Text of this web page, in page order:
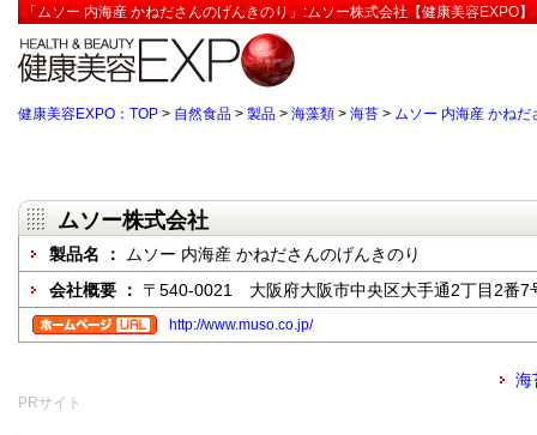
「ムソー 内海産 かねださんのげんきのり」:ムソー株式会社【健康美容EXPO】
健康美容EXPO：TOP > 自然食品 > 製品 > 海藻類 > 海苔 > ムソー 内海産 かねだ
ムソー株式会社
製品名 ：
ムソー 内海産 かねださんのげんきのり
会社概要 ： 〒540-0021 大阪府大阪市中央区大手通2丁目2番7
http://www.muso.co.jp/
海
PRサイト